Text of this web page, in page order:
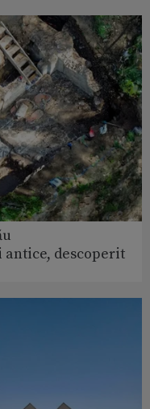
descoperit